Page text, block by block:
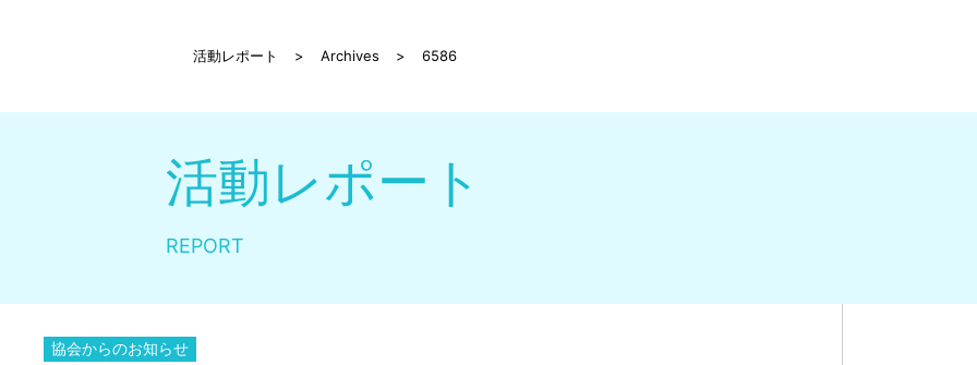
活動レポート > Archives > 6586
活動レポート
REPORT
協会からのお知らせ